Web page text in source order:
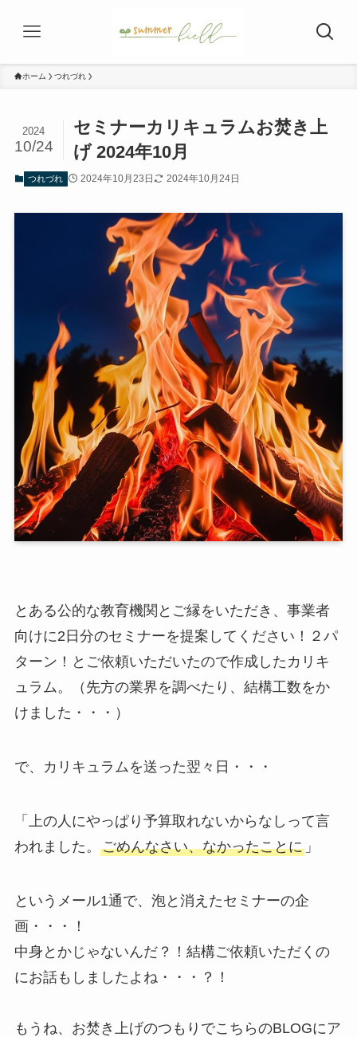
ホーム つれづれ
セミナーカリキュラムお焚き上
げ 2024年10月
2024
10/24
つれづれ 2024年10月23日 2024年10月24日
とある公的な教育機関とご縁をいただき、事業者
向けに2日分のセミナーを提案してください！２パ
ターン！とご依頼いただいたので作成したカリキ
ュラム。（先方の業界を調べたり、結構工数をか
けました・・・）
で、カリキュラムを送った翌々日・・・
「上の人にやっぱり予算取れないからなしって言
われました。 ごめんなさい、なかったことに」
というメール1通で、泡と消えたセミナーの企
画・・・！
中身とかじゃないんだ？！結構ご依頼いただくの
にお話もしましたよね・・・？！
もうね、お焚き上げのつもりでこちらのBLOGにア